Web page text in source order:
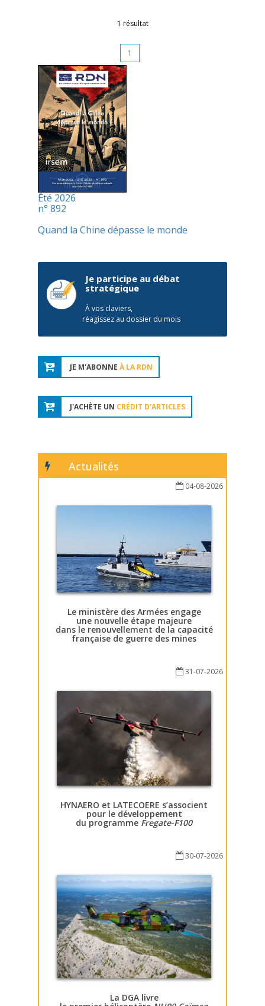
1 résultat
1
Été 2026
n° 892
Quand la Chine dépasse le monde
Je participe au débat
stratégique
À vos claviers,
réagissez au dossier du mois
JE M'ABONNE À LA RDN
J'ACHÈTE UN CRÉDIT D'ARTICLES
Actualités
04-08-2026
Le ministère des Armées engage
une nouvelle étape majeure
dans le renouvellement de la capacité
française de guerre des mines
31-07-2026
HYNAERO et LATECOERE s’associent
pour le développement
du programme Fregate-F100
30-07-2026
La DGA livre